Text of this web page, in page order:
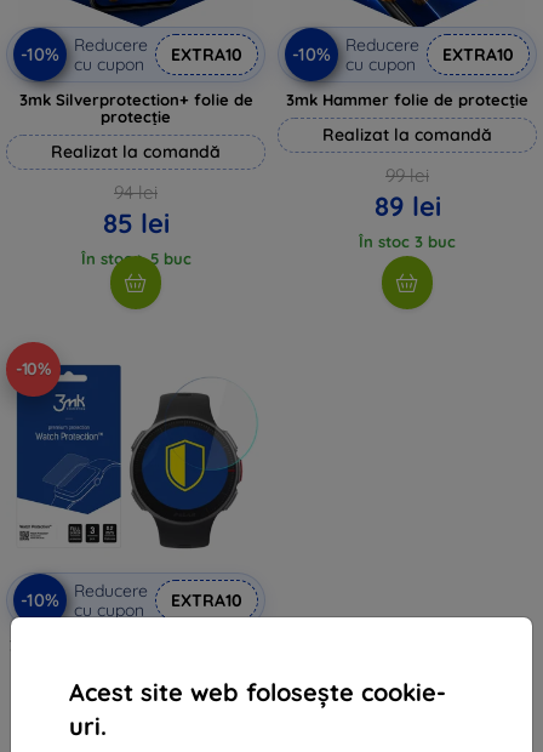
Acest site web folosește cookie-
uri.
-10%
Reducere
cu cupon
EXTRA10
3mk Silverprotection+ folie de
protecție
Realizat la comandă
94 lei
85 lei
În stoc > 5 buc
-10%
Reducere
cu cupon
EXTRA10
3mk Hammer folie de protecție
Realizat la comandă
99 lei
89 lei
În stoc 3 buc
-10%
-10%
Reducere
cu cupon
EXTRA10
3MK Polar Vantage V - 3mk folie
53 lei
48 lei